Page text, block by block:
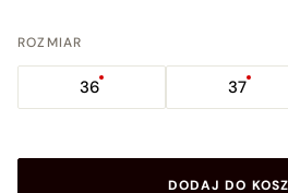
ROZMIAR
36 37
DODAJ DO